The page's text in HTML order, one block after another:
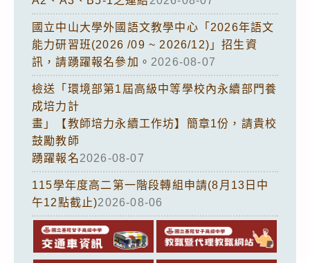
國立中山大學外國語文教學中心「2026年語文
能力研習班(2026 /09 ~ 2026/12)」招生資
訊，請踴躍報名參加。 2026-08-07
檢送「環境部第1屆高級中等學校內永續部門養
成培力計
畫」【教師培力永續工作坊】簡章1份，請貴校
鼓勵教師
踴躍報名2026-08-07
115學年度高二第一階段轉組申請(8月13日中
午12點截止)2026-08-06